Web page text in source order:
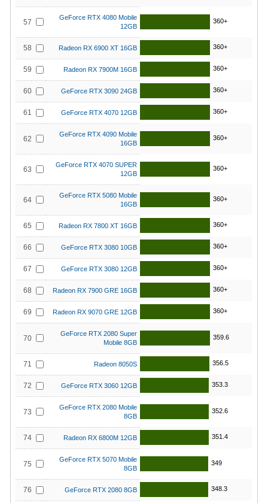
57
GeForce RTX 4080 Mobile
12GB
360+
58 Radeon RX 6900 XT 16GB 360+
59 Radeon RX 7900M 16GB 360+
60 GeForce RTX 3090 24GB 360+
61 GeForce RTX 4070 12GB 360+
62
GeForce RTX 4090 Mobile
16GB
360+
63
GeForce RTX 4070 SUPER
12GB
360+
64
GeForce RTX 5080 Mobile
16GB
360+
65 Radeon RX 7800 XT 16GB 360+
66 GeForce RTX 3080 10GB 360+
67 GeForce RTX 3080 12GB 360+
68 Radeon RX 7900 GRE 16GB 360+
69 Radeon RX 9070 GRE 12GB 360+
70
GeForce RTX 2080 Super
Mobile 8GB
359.6
71 Radeon 8050S 356.5
72 GeForce RTX 3060 12GB 353.3
73
GeForce RTX 2080 Mobile
8GB
352.6
74 Radeon RX 6800M 12GB 351.4
75
GeForce RTX 5070 Mobile
8GB
349
76 GeForce RTX 2080 8GB 348.3